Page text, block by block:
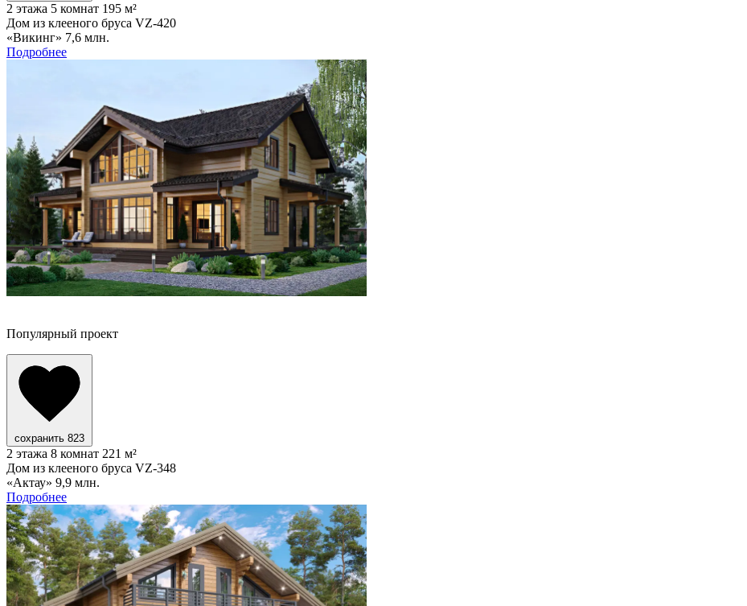
2 этажа 5 комнат 195 м²
Дом из клееного бруса VZ-420
«Викинг» 7,6 млн.
Подробнее
Популярный проект
сохранить 823
2 этажа 8 комнат 221 м²
Дом из клееного бруса VZ-348
«Актау» 9,9 млн.
Подробнее